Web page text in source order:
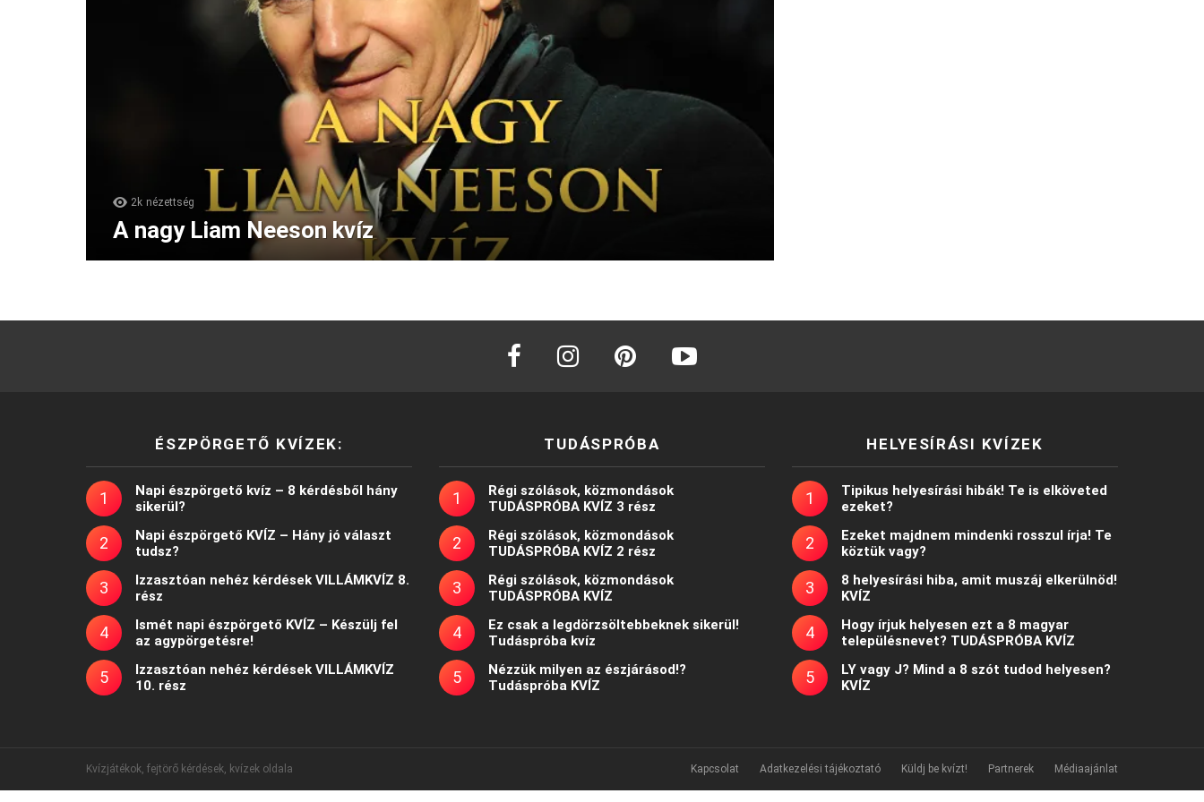
2k nézettség
A nagy Liam Neeson kvíz
facebook instagram
ÉSZPÖRGETŐ KVÍZEK:
Napi észpörgető kvíz – 8 kérdésből hány
sikerül?
Napi észpörgető KVÍZ – Hány jó választ
tudsz?
Izzasztóan nehéz kérdések VILLÁMKVÍZ 8.
rész
Ismét napi észpörgető KVÍZ – Készülj fel
az agypörgetésre!
Izzasztóan nehéz kérdések VILLÁMKVÍZ
10. rész
TUDÁSPRÓBA
Régi szólások, közmondások
TUDÁSPRÓBA KVÍZ 3 rész
Régi szólások, közmondások
TUDÁSPRÓBA KVÍZ 2 rész
Régi szólások, közmondások
TUDÁSPRÓBA KVÍZ
Ez csak a legdörzsöltebbeknek sikerül!
Tudáspróba kvíz
Nézzük milyen az észjárásod!?
Tudáspróba KVÍZ
HELYESÍRÁSI KVÍZEK
Tipikus helyesírási hibák! Te is elköveted
ezeket?
Ezeket majdnem mindenki rosszul írja! Te
köztük vagy?
8 helyesírási hiba, amit muszáj elkerülnöd!
KVÍZ
Hogy írjuk helyesen ezt a 8 magyar
településnevet? TUDÁSPRÓBA KVÍZ
LY vagy J? Mind a 8 szót tudod helyesen?
KVÍZ
Kvízjátékok, fejtörő kérdések, kvízek oldala Kapcsolat Adatkezelési tájékoztató Küldj be kvízt! Partnerek Médiaajánlat